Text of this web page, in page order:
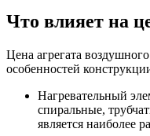
Что влияет на
Цена агрегата
особенностей
Нагревательный
спиральные,
является наиболее